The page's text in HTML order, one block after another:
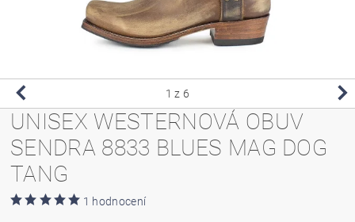
1 z 6
UNISEX WESTERNOVÁ OBUV
SENDRA 8833 BLUES MAG DOG
TANG
1 hodnocení